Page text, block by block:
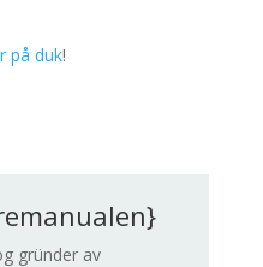
på duk!
gründer av